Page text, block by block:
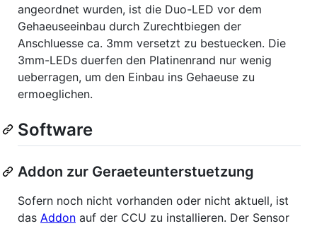
angeordnet wurden, ist die Duo-LED vor dem
Gehaeuseeinbau durch Zurechtbiegen der
Anschluesse ca. 3mm versetzt zu bestuecken. Die
3mm-LEDs duerfen den Platinenrand nur wenig
ueberragen, um den Einbau ins Gehaeuse zu
ermoeglichen.
Software
Addon zur Geraeteunterstuetzung
Sofern noch nicht vorhanden oder nicht aktuell, ist
das Addon auf der CCU zu installieren. Der Sensor